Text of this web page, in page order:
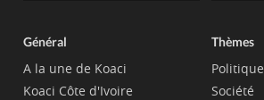
Général
A la une de Koaci
Koaci Côte d'Ivoire
Thèmes
Politique
Société